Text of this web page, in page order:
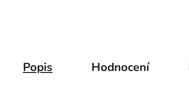
Popis Hodnocení